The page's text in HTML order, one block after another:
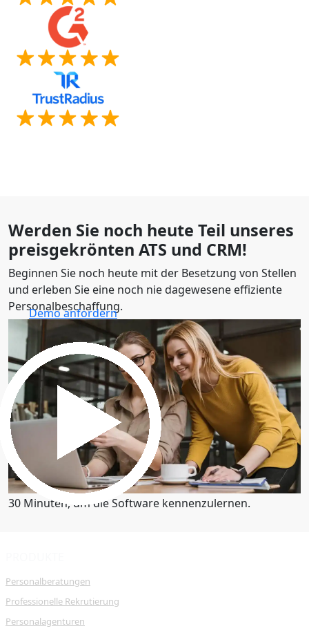
Werden Sie noch heute Teil unseres
preisgekrönten ATS und CRM!
Beginnen Sie noch heute mit der Besetzung von Stellen
und erleben Sie eine noch nie dagewesene effiziente
Personalbeschaffung.
Demo anfordern
30 Minuten, um die Software kennenzulernen.
Demo anfordern
30 Minuten, um die Software kennenzulernen.
Personalberatungen
Professionelle Rekrutierung
Personalagenturen